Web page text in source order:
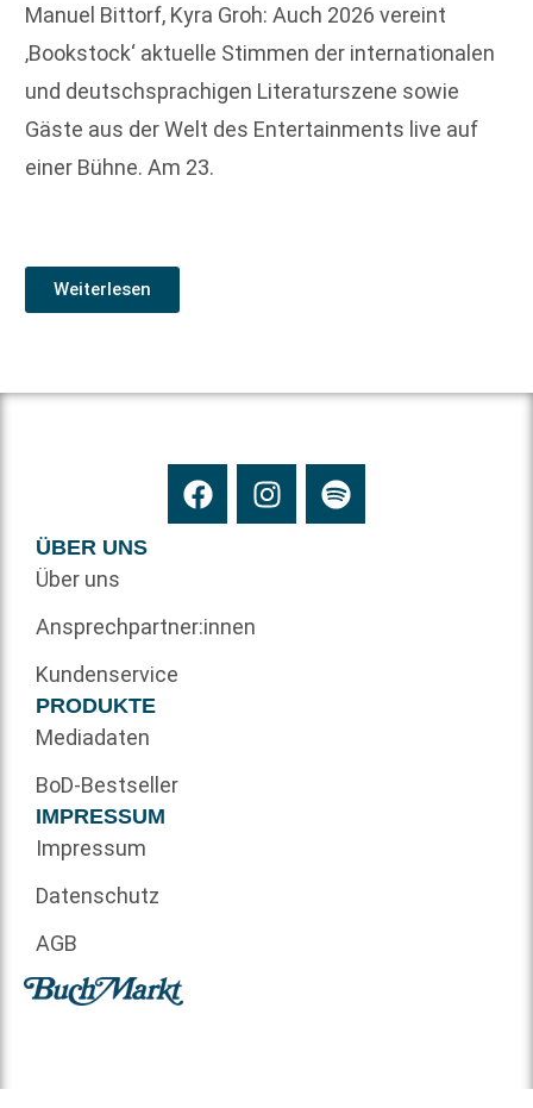
Manuel Bittorf, Kyra Groh: Auch 2026 vereint
‚Bookstock‘ aktuelle Stimmen der internationalen
und deutschsprachigen Literaturszene sowie
Gäste aus der Welt des Entertainments live auf
einer Bühne. Am 23.
Weiterlesen
ÜBER UNS
Über uns
Ansprechpartner:innen
Kundenservice
PRODUKTE
Mediadaten
BoD-Bestseller
IMPRESSUM
Impressum
Datenschutz
AGB